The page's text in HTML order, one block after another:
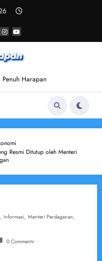
Penuh Harapan
Resmi Ditutup oleh Menteri
Informasi, Menteri Perdaganan,
0 Comments